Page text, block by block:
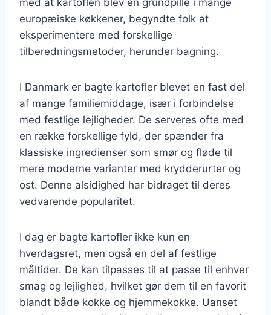
europæiske køkkener, begyndte folk at
eksperimentere med forskellige
tilberedningsmetoder, herunder bagning.
I Danmark er bagte kartofler blevet en fast del
af mange familiemiddage, især i forbindelse
med festlige lejligheder. De serveres ofte med
en række forskellige fyld, der spænder fra
klassiske ingredienser som smør og fløde til
mere moderne varianter med krydderurter og
ost. Denne alsidighed har bidraget til deres
vedvarende popularitet.
I dag er bagte kartofler ikke kun en
hverdagsret, men også en del af festlige
måltider. De kan tilpasses til at passe til enhver
smag og lejlighed, hvilket gør dem til en favorit
blandt både kokke og hjemmekokke. Uanset